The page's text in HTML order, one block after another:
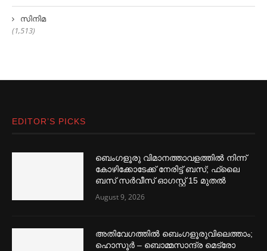
സിനിമ
(1,513)
EDITOR’S PICKS
ബെംഗളൂരു വിമാനത്താവളത്തില്‍ നിന്ന്
കോഴിക്കോടേക്ക് നേരിട്ട് ബസ്; ഫ്ലൈ
ബസ് സര്‍വീസ് ഓഗസ്റ്റ് 15 മുതല്‍
August 9, 2026
അതിവേഗത്തില്‍ ബെംഗളൂരുവിലെത്താം;
ഹൊസൂര്‍ – ബൊമ്മസാന്ദ്ര മെട്രോ